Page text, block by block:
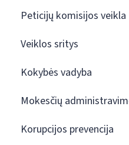
Peticijų komisijos veikla
Veiklos sritys
Kokybės vadyba
Mokesčių
Korupcijos prevencija